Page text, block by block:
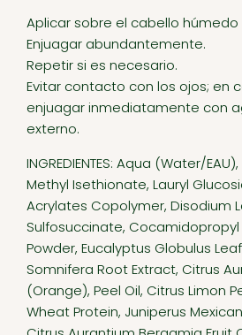
Aplicar sobre el cabello húmedo
Enjuagar abundantemente.
Repetir si es necesario.
Evitar contacto con los ojos; en
enjuagar inmediatamente con
externo.
INGREDIENTES: Aqua (Water/
Methyl Isethionate, Lauryl
Acrylates Copolymer, Disodium
Sulfosuccinate,
Powder, Eucalyptus Globulus
Somnifera Root Extract, Citrus
(Orange), Peel Oil, Citrus Limon
Wheat Protein, Juniperus